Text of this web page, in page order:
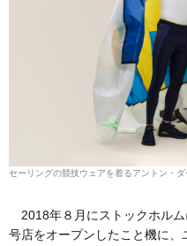
セーリングの競技ウェアを着るアントン・
2018年８月にストックホルム
号店をオープンしたこと機に